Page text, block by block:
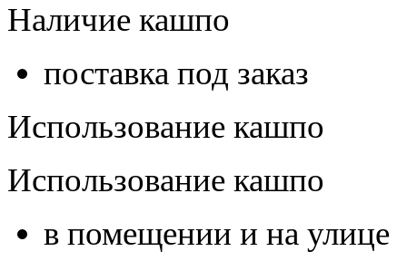
Наличие кашпо
поставка под заказ
Использование кашпо
Использование кашпо
в помещении и на улице